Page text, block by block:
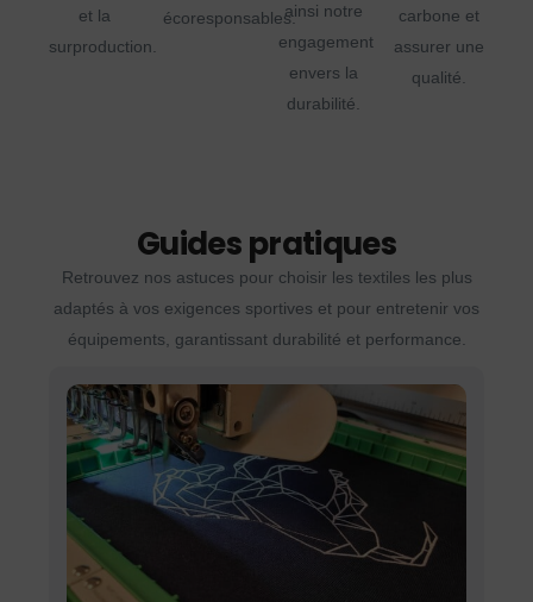
et la
surproduction.
écoresponsables.ainsi notre
engagement
envers la
durabilité.
carbone et
assurer une
qualité.
Guides pratiques
Retrouvez nos astuces pour choisir les textiles les plus
adaptés à vos exigences sportives et pour entretenir vos
équipements, garantissant durabilité et performance.